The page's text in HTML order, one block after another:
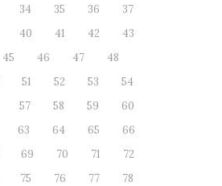
34 35 36
37
40 41 42
43
45 46 47
48
51 52 53
54
57 58 59
60
63 64 65
66
69 70 71
72
75 76 77
78